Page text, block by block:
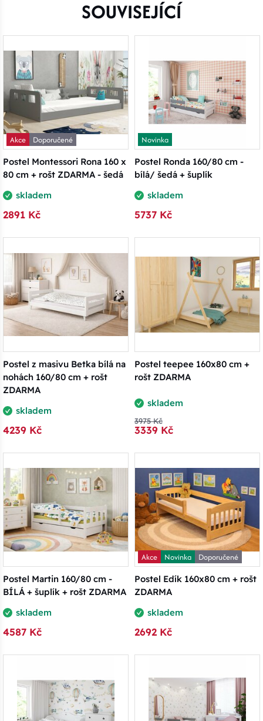
SOUVISEJÍCÍ
Akce
Doporučené
Postel Montessori Rona 160 x
80 cm + rošt ZDARMA - šedá
skladem
2891 Kč
Novinka
Postel Ronda 160/80 cm -
bílá/ šedá + šuplík
skladem
5737 Kč
Postel z masivu Betka bílá na
nohách 160/80 cm + rošt
ZDARMA
skladem
4239 Kč
Postel teepee 160x80 cm +
rošt ZDARMA
skladem
3975 Kč
3339 Kč
Postel Martin 160/80 cm -
BÍLÁ + šuplík + rošt ZDARMA
skladem
4587 Kč
Akce Novinka
Doporučené
Postel Edík 160x80 cm + rošt
ZDARMA
skladem
2692 Kč